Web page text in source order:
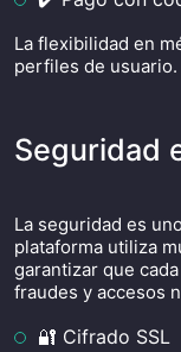
La flexibilidad en
perfiles de usuario.
Seguridad
La seguridad es
plataforma utiliza
garantizar que
fraudes y accesos
🔐 Cifrado SSL